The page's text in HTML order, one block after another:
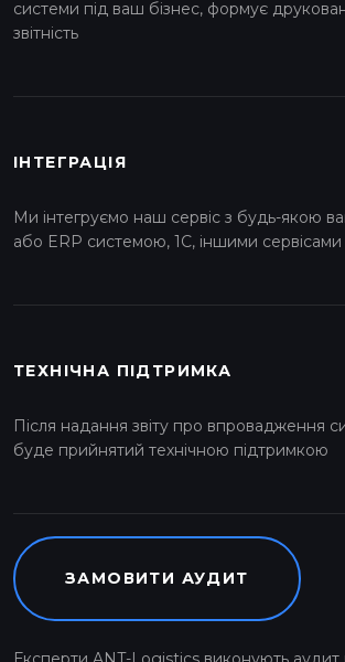
системи під ваш бізнес, формує
звітність
ІНТЕГРАЦІЯ
Ми інтегруємо наш сервіс з будь-якою
або ERP системою, 1С, іншими сервісами
ТЕХНІЧНА ПІДТРИМКА
Після надання звіту про впровадження
буде прийнятий технічною підтримкою
ЗАМОВИТИ АУДИТ